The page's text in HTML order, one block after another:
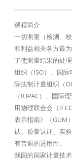
课程简介
一切测量（检测、
和利益相关各方最
了使测量结果的处
组织（ISO）、国
际法制计量组织（
（IUPAC）、国际
用物理联合会（
表示指南》（GUM
认、质量认证、实
有普遍的适用性。
我国的国家计量技